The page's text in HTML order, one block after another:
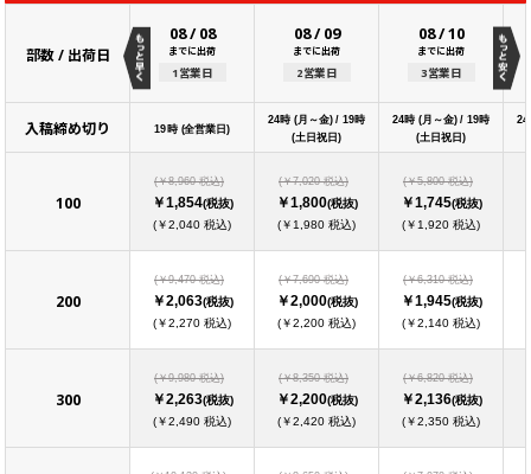
部数 / 出荷日
08/08
までに出荷
1営業日
08/09
までに出荷
2営業日
08/10
までに出荷
3営業日
入稿締め切り 19時 (全営業日)
24時 (月～金) / 19時
(土日祝日)
24時 (月～金) / 19時
(土日祝日)
24
100
(￥8,960 税込)
￥1,854(税抜)
(￥2,040 税込)
(￥7,020 税込)
￥1,800(税抜)
(￥1,980 税込)
(￥5,800 税込)
￥1,745(税抜)
(￥1,920 税込)
200
(￥9,470 税込)
￥2,063(税抜)
(￥2,270 税込)
(￥7,690 税込)
￥2,000(税抜)
(￥2,200 税込)
(￥6,310 税込)
￥1,945(税抜)
(￥2,140 税込)
300
(￥9,980 税込)
￥2,263(税抜)
(￥2,490 税込)
(￥8,350 税込)
￥2,200(税抜)
(￥2,420 税込)
(￥6,820 税込)
￥2,136(税抜)
(￥2,350 税込)